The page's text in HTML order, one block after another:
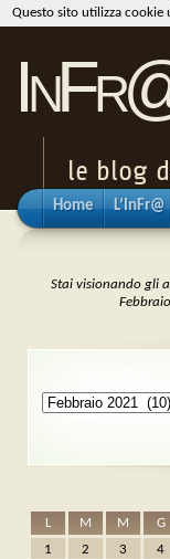
le blog
Home L’InFr@
Stai visionando gli
Archivi
L
M M G
1
2 3 4
Questo sito utilizza cookie